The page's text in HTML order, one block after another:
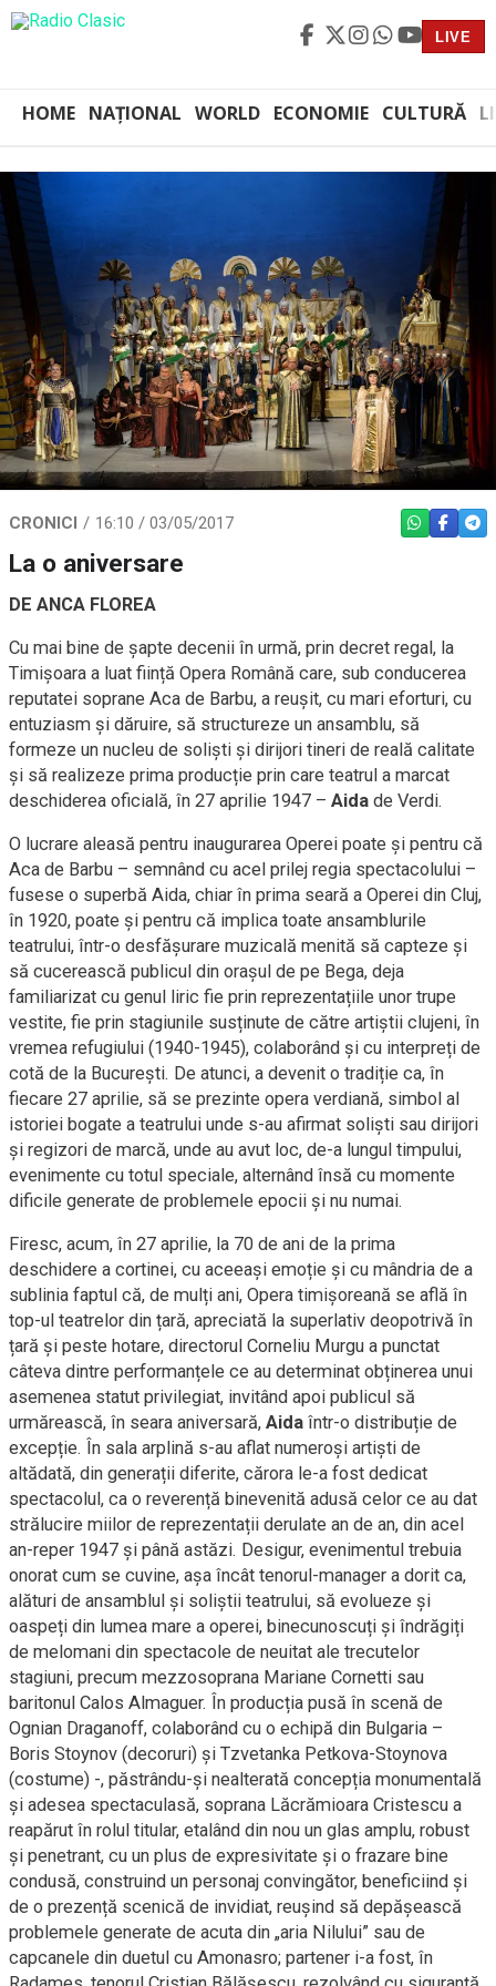
LIVE
HOME NAȚIONAL WORLD ECONOMIE CULTURĂ
CRONICI 16:10 / 03/05/2017 WHATSAPP
La o aniversare
DE ANCA FLOREA
Cu mai bine de șapte decenii în urmă, prin decret regal, la
Timișoara a luat ființă Opera Română care, sub conducerea
reputatei soprane Aca de Barbu, a reușit, cu mari eforturi, cu
entuziasm și dăruire, să structureze un ansamblu, să
formeze un nucleu de soliști și dirijori tineri de reală calitate
și să realizeze prima producție prin care teatrul a marcat
deschiderea oficială, în 27 aprilie 1947 – Aida de Verdi.
O lucrare aleasă pentru inaugurarea Operei poate și pentru că
Aca de Barbu – semnând cu acel prilej regia spectacolului –
fusese o superbă Aida, chiar în prima seară a Operei din Cluj,
în 1920, poate și pentru că implica toate ansamblurile
teatrului, într-o desfășurare muzicală menită să capteze și
să cucerească publicul din orașul de pe Bega, deja
familiarizat cu genul liric fie prin reprezentațiile unor trupe
vestite, fie prin stagiunile susținute de către artiștii clujeni, în
vremea refugiului (1940-1945), colaborând și cu interpreți de
cotă de la București. De atunci, a devenit o tradiție ca, în
fiecare 27 aprilie, să se prezinte opera verdiană, simbol al
istoriei bogate a teatrului unde s-au afirmat soliști sau dirijori
și regizori de marcă, unde au avut loc, de-a lungul timpului,
evenimente cu totul speciale, alternând însă cu momente
dificile generate de problemele epocii și nu numai.
Firesc, acum, în 27 aprilie, la 70 de ani de la prima
deschidere a cortinei, cu aceeași emoție și cu mândria de a
sublinia faptul că, de mulți ani, Opera timișoreană se află în
top-ul teatrelor din țară, apreciată la superlativ deopotrivă în
țară și peste hotare, directorul Corneliu Murgu a punctat
câteva dintre performanțele ce au determinat obținerea unui
asemenea statut privilegiat, invitând apoi publicul să
urmărească, în seara aniversară, Aida într-o distribuție de
excepție. În sala arplină s-au aflat numeroși artiști de
altădată, din generații diferite, cărora le-a fost dedicat
spectacolul, ca o reverență binevenită adusă celor ce au dat
strălucire miilor de reprezentații derulate an de an, din acel
an-reper 1947 și până astăzi. Desigur, evenimentul trebuia
onorat cum se cuvine, așa încât tenorul-manager a dorit ca,
alături de ansamblul și soliștii teatrului, să evolueze și
oaspeți din lumea mare a operei, binecunoscuți și îndrăgiți
de melomani din spectacole de neuitat ale trecutelor
stagiuni, precum mezzosoprana Mariane Cornetti sau
baritonul Calos Almaguer. În producția pusă în scenă de
Ognian Draganoff, colaborând cu o echipă din Bulgaria –
Boris Stoynov (decoruri) și Tzvetanka Petkova-Stoynova
(costume) -, păstrându-și nealterată concepția monumentală
și adesea spectaculasă, soprana Lăcrămioara Cristescu a
reapărut în rolul titular, etalând din nou un glas amplu, robust
și penetrant, cu un plus de expresivitate și o frazare bine
condusă, construind un personaj convingător, beneficiind și
de o prezență scenică de invidiat, reușind să depășească
problemele generate de acuta din „aria Nilului” sau de
capcanele din duetul cu Amonasro; partener i-a fost, în